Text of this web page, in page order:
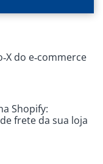
do e‑commerce
Shopify:
frete da sua loja